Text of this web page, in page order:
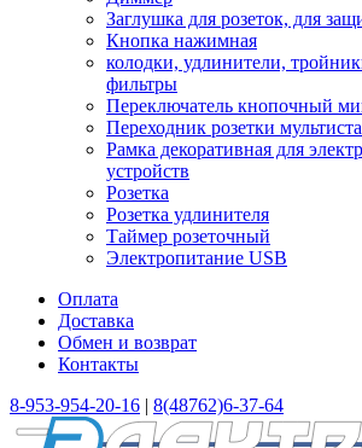
Заглушка для розеток, для
Кнопка нажимная
колодки, удлинители,
фильтры
Переключатель кнопочный
Переходник розетки
Рамка декоративная для
устройств
Розетка
Розетка удлинителя
Таймер розеточный
Электропитание USB
Оплата
Доставка
Обмен и возврат
Контакты
8-953-954-20-16 | 8(48762)6-37-64